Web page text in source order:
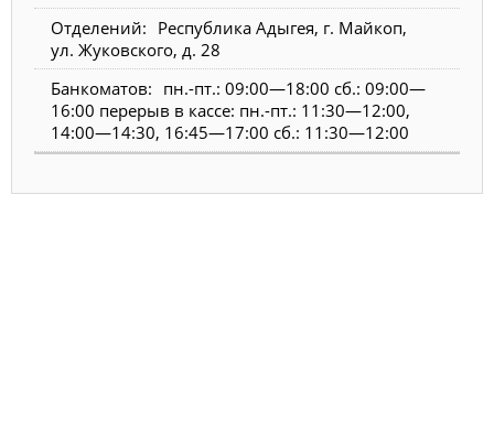
Республика Адыгея, г. Майкоп,
ул. Жуковского, д. 28
пн.-пт.: 09:00—18:00 сб.: 09:00—
16:00 перерыв в кассе: пн.-пт.: 11:30—12:00,
14:00—14:30, 16:45—17:00 сб.: 11:30—12:00